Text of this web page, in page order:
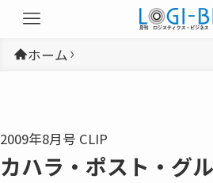
ホーム
2009年8月号 CLIP
カハラ・ポスト・グ